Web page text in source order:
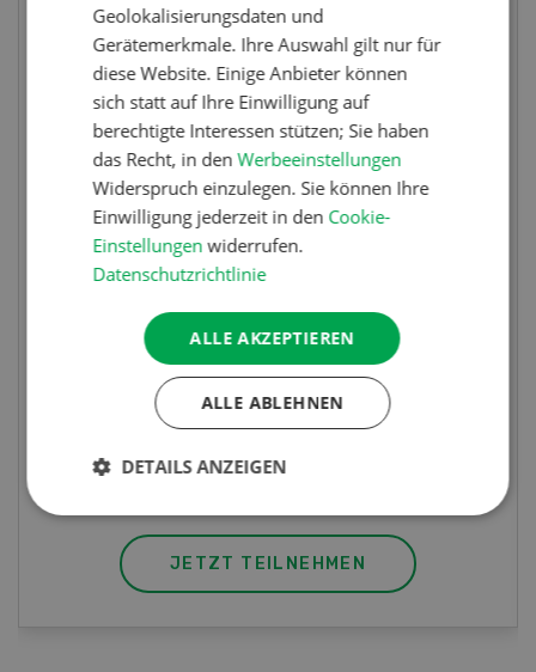
Wettbewerb
Fotorätsel 07-08/26
Gewinnen Sie eines von fünf LANDI
Taschenmessern
JETZT TEILNEHMEN
Geolokalisierungsdaten und
Gerätemerkmale. Ihre Auswahl gilt nur für
diese Website. Einige Anbieter können
sich statt auf Ihre Einwilligung auf
berechtigte Interessen stützen; Sie haben
das Recht, in denWerbeeinstellungen
Widerspruch einzulegen. Sie können Ihre
Einwilligung jederzeit in den Cookie-
Einstellungen widerrufen.
Datenschutzrichtlinie
ALLE AKZEPTIEREN
ALLE ABLEHNEN
DETAILS ANZEIGEN